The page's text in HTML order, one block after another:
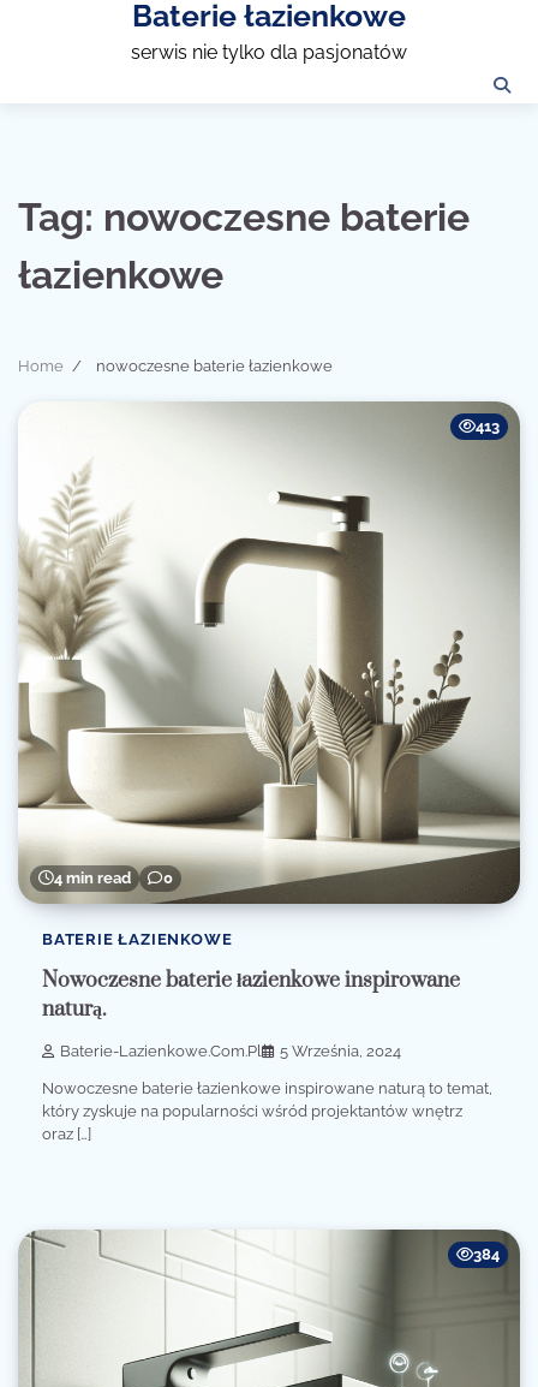
Baterie łazienkowe
serwis nie tylko dla pasjonatów
Tag: nowoczesne baterie
łazienkowe
Home nowoczesne baterie łazienkowe
4 min read 0
413
BATERIE ŁAZIENKOWE
Nowoczesne baterie łazienkowe inspirowane
naturą.
Baterie-Lazienkowe.com.pl 5 Września, 2024
Nowoczesne baterie łazienkowe inspirowane naturą to temat,
który zyskuje na popularności wśród projektantów wnętrz
oraz […]
384